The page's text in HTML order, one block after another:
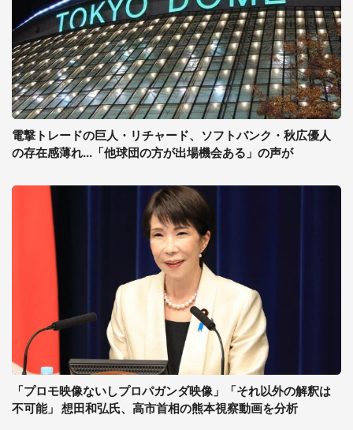
電撃トレードの巨人・リチャード、ソフトバンク・秋広優人
の存在感薄れ...「他球団の方が出場機会ある」の声が
「プロモ映像ないしプロパガンダ映像」「それ以外の解釈は
不可能」 想田和弘氏、高市首相の熊本視察動画を分析